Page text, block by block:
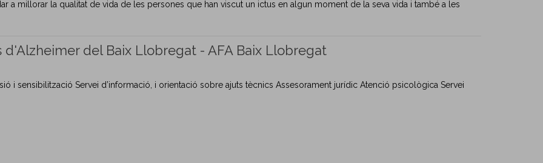
a millorar la qualitat de vida de les persones que han viscut un ictus en algun moment de la seva vida i també a les
del Baix Llobregat - AFA Baix Llobregat
i sensibilització Servei d’informació, i orientació sobre ajuts tècnics Assesorament jurídic Atenció psicològica Servei